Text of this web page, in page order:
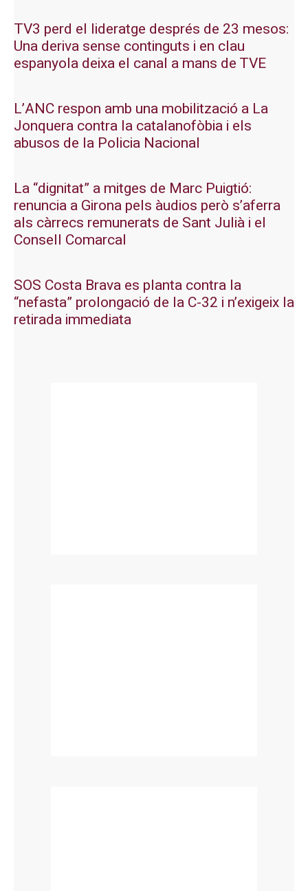
TV3 perd el lideratge després de 23 mesos:
Una deriva sense continguts i en clau
espanyola deixa el canal a mans de TVE
L’ANC respon amb una mobilització a La
Jonquera contra la catalanofòbia i els
abusos de la Policia Nacional
La “dignitat” a mitges de Marc Puigtió:
renuncia a Girona pels àudios però s’aferra
als càrrecs remunerats de Sant Julià i el
Consell Comarcal
SOS Costa Brava es planta contra la
“nefasta” prolongació de la C-32 i n’exigeix la
retirada immediata